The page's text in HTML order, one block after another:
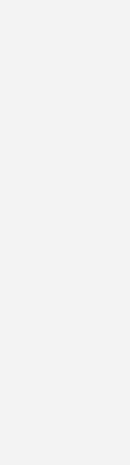
Hoffnung und viel
bei der
Festhaltens
Grünen-
zu
haben haben
Es habe in diesem
81 Prozent
und die
40.000 Jobs
wir nicht
die Grünen
um
Weg der